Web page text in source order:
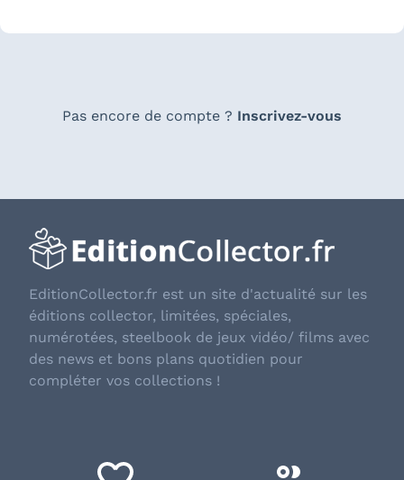
Pas encore de compte ? Inscrivez-vous
EditionCollector.fr est un site d'actualité sur les
éditions collector, limitées, spéciales,
numérotées, steelbook de jeux vidéo/ films avec
des news et bons plans quotidien pour
compléter vos collections !